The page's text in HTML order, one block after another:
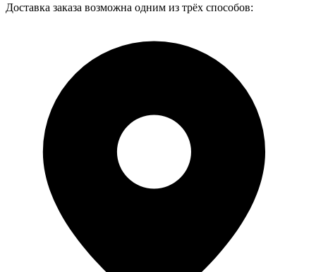
Доставка заказа возможна одним из трёх способов: